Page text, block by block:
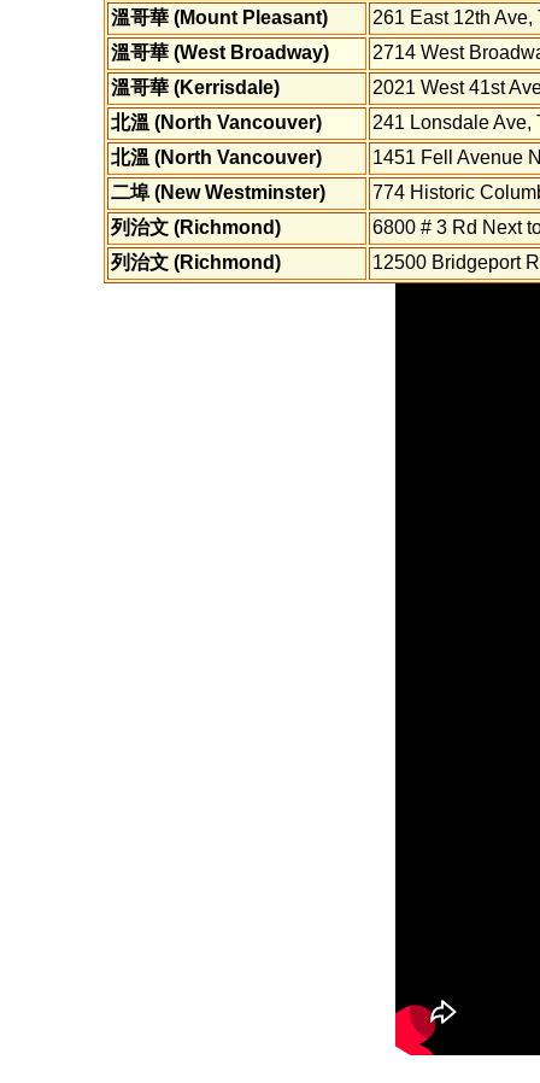
溫哥華 (Mount Pleasant)
261 East 12th
溫哥華 (West Broadway)
2714 West
溫哥華 (Kerrisdale)
2021 West 41st
北溫 (North Vancouver)
241 Lonsdale Ave,
北溫 (North Vancouver)
1451 Fell Avenue
二埠 (New Westminster)
774 Historic
列治文 (Richmond)
6800 # 3 Rd Next
列治文 (Richmond)
12500 Bridgeport